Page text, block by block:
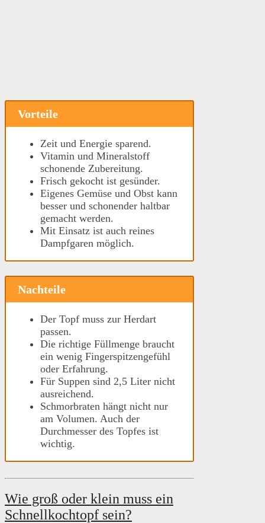
Vorteile
Zeit und Energie sparend.
Vitamin und Mineralstoff
schonende Zubereitung.
Frisch gekocht ist gesünder.
Eigenes Gemüse und Obst kann
besser und schonender haltbar
gemacht werden.
Mit Einsatz ist auch reines
Dampfgaren möglich.
Nachteile
Der Topf muss zur Herdart
passen.
Die richtige Füllmenge braucht
ein wenig Fingerspitzengefühl
oder Erfahrung.
Für Suppen sind 2,5 Liter nicht
ausreichend.
Schmorbraten hängt nicht nur
am Volumen. Auch der
Durchmesser des Topfes ist
wichtig.
Wie groß oder klein muss ein
Schnellkochtopf sein?